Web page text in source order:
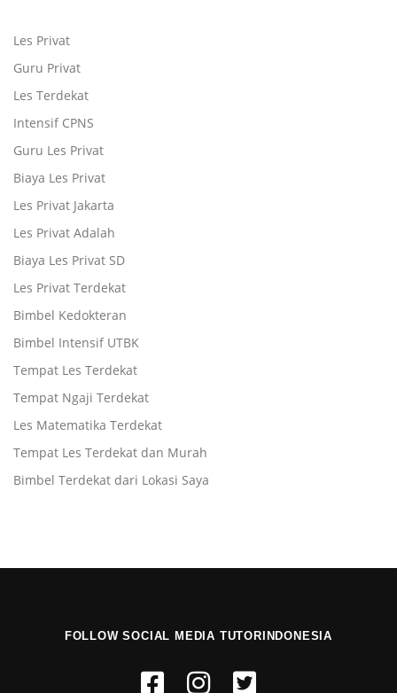
Les Privat
Guru Privat
Les Terdekat
Intensif CPNS
Guru Les Privat
Biaya Les Privat
Les Privat Jakarta
Les Privat Adalah
Biaya Les Privat SD
Les Privat Terdekat
Bimbel Kedokteran
Bimbel Intensif UTBK
Tempat Les Terdekat
Tempat Ngaji Terdekat
Les Matematika Terdekat
Tempat Les Terdekat dan Murah
Bimbel Terdekat dari Lokasi Saya
FOLLOW SOCIAL MEDIA TUTORINDONESIA